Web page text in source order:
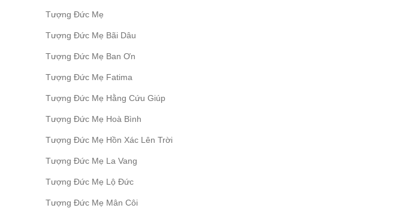
Tượng Đức Mẹ
Tượng Đức Mẹ Bãi Dâu
Tượng Đức Mẹ Ban Ơn
Tượng Đức Mẹ Fatima
Tượng Đức Mẹ Hằng Cứu Giúp
Tượng Đức Mẹ Hoà Bình
Tượng Đức Mẹ Hồn Xác Lên Trời
Tượng Đức Mẹ La Vang
Tượng Đức Mẹ Lộ Đức
Tượng Đức Mẹ Mân Côi